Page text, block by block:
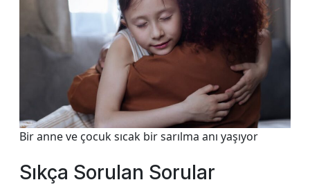
Bir anne ve çocuk sıcak bir sarılma anı yaşıyor
Sıkça Sorulan Sorular